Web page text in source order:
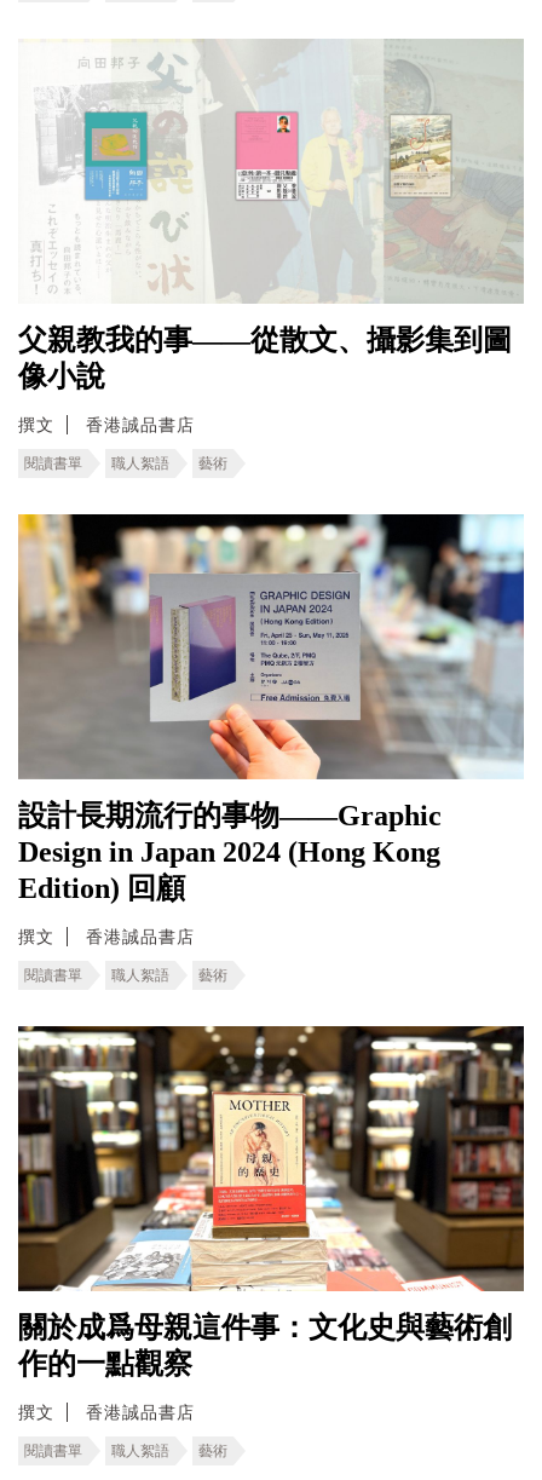
父親教我的事——從散文、攝影集到圖
像小說
撰文 香港誠品書店
閱讀書單 職人絮語 藝術
設計長期流行的事物——Graphic
Design in Japan 2024 (Hong Kong
Edition) 回顧
撰文 香港誠品書店
閱讀書單 職人絮語 藝術
關於成爲母親這件事：文化史與藝術創
作的一點觀察
撰文 香港誠品書店
閱讀書單 職人絮語 藝術